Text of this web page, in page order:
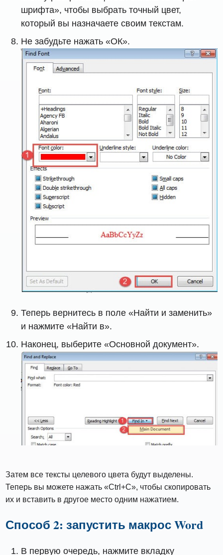
шрифта», чтобы выбрать точный цвет,
который вы назначаете своим текстам.
Не забудьте нажать «ОК».
Теперь вернитесь в поле «Найти и заменить»
и нажмите «Найти в».
Наконец, выберите «Основной документ».
Затем все тексты целевого цвета будут выделены.
Теперь вы можете нажать «Ctrl+C», чтобы скопировать
их и вставить в другое место одним нажатием.
Способ 2: запустить макрос Word
В первую очередь, нажмите вкладку